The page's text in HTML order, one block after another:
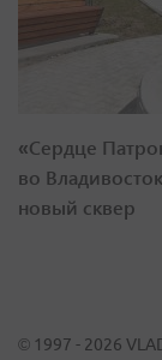
«Сердце
во
новый сквер
© 1997 - 2026